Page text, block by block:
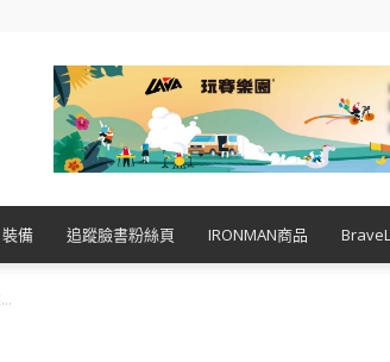
裝備 追蹤臉書粉絲頁 IRONMAN商品